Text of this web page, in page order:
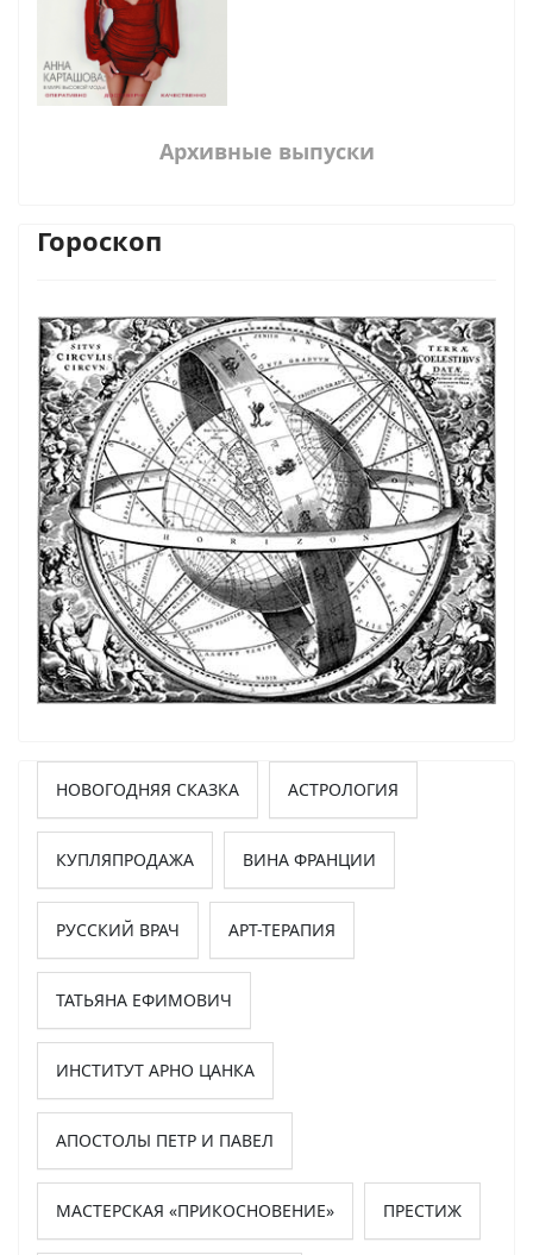
Архивные выпуски
Гороскоп
НОВОГОДНЯЯ СКАЗКА АСТРОЛОГИЯ
КУПЛЯПРОДАЖА ВИНА ФРАНЦИИ
РУССКИЙ ВРАЧ АРТ-ТЕРАПИЯ
ТАТЬЯНА ЕФИМОВИЧ
ИНСТИТУТ АРНО ЦАНКА
АПОСТОЛЫ ПЕТР И ПАВЕЛ
МАСТЕРСКАЯ «ПРИКОСНОВЕНИЕ» ПРЕСТИЖ